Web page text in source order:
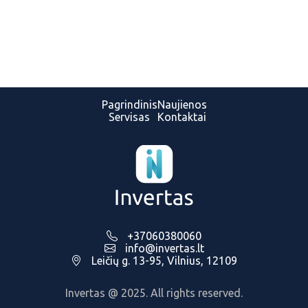
Pagrindinis
Servisas
Naujienos
Kontaktai
+37060380060
info@invertas.lt
Leičių g. 13-95, Vilnius, 12109
Invertas @ 2025. All rights reserved.